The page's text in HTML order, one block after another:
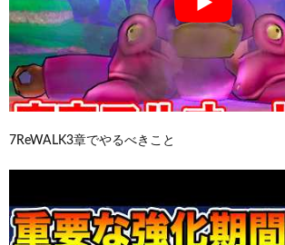
7ReWALK3章でやるべきこと